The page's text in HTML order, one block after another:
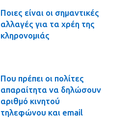
Ποιες είναι οι σημαντικές
αλλαγές για τα χρέη της
κληρονομιάς
Που πρέπει οι πολίτες
απαραίτητα να δηλώσουν
αριθμό κινητού
τηλεφώνου και email